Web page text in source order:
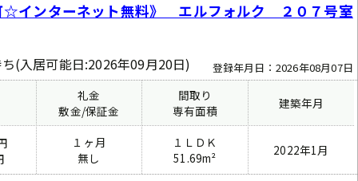
☆インターネット無料》 エルフォルク ２０７号室
(入居可能日:2026年09月20日) 登録年月日：2026年08月07日
礼金
敷金/保証金
間取り
専有面積
建築年月
１ヶ月
無し
１ＬＤＫ
51.69m²
2022年1月